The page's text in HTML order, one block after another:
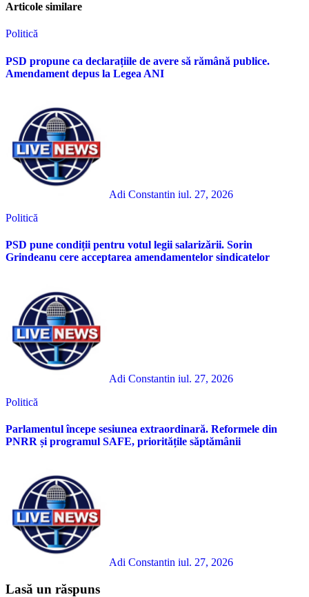
Articole similare
Politică
PSD propune ca declarațiile de avere să rămână publice.
Amendament depus la Legea ANI
Adi Constantin iul. 27, 2026
Politică
PSD pune condiții pentru votul legii salarizării. Sorin
Grindeanu cere acceptarea amendamentelor sindicatelor
Adi Constantin iul. 27, 2026
Politică
Parlamentul începe sesiunea extraordinară. Reformele din
PNRR și programul SAFE, prioritățile săptămânii
Adi Constantin iul. 27, 2026
Lasă un răspuns